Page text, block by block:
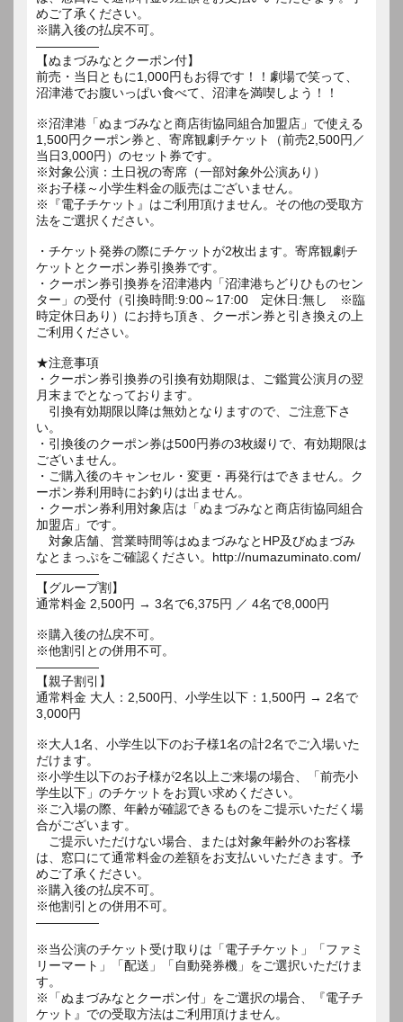
めご了承ください。
※購入後の払戻不可。
―――――
【ぬまづみなとクーポン付】
前売・当日ともに1,000円もお得です！！劇場で笑って、
沼津港でお腹いっぱい食べて、沼津を満喫しよう！！
※沼津港「ぬまづみなと商店街協同組合加盟店」で使える
1,500円クーポン券と、寄席観劇チケット（前売2,500円／
当日3,000円）のセット券です。
※対象公演：土日祝の寄席（一部対象外公演あり）
※お子様～小学生料金の販売はございません。
※『電子チケット』はご利用頂けません。その他の受取方
法をご選択ください。
・チケット発券の際にチケットが2枚出ます。寄席観劇チ
ケットとクーポン券引換券です。
・クーポン券引換券を沼津港内「沼津港ちどりひものセン
ター」の受付（引換時間:9:00～17:00 定休日:無し ※臨
時定休日あり）にお持ち頂き、クーポン券と引き換えの上
ご利用ください。
★注意事項
・クーポン券引換券の引換有効期限は、ご鑑賞公演月の翌
月末までとなっております。
引換有効期限以降は無効となりますので、ご注意下さ
い。
・引換後のクーポン券は500円券の3枚綴りで、有効期限は
ございません。
・ご購入後のキャンセル・変更・再発行はできません。ク
ーポン券利用時にお釣りは出ません。
・クーポン券利用対象店は「ぬまづみなと商店街協同組合
加盟店」です。
対象店舗、営業時間等はぬまづみなとHP及びぬまづみ
なとまっぷをご確認ください。http://numazuminato.com/
―――――
【グループ割】
通常料金 2,500円 → 3名で6,375円 ／ 4名で8,000円
※購入後の払戻不可。
※他割引との併用不可。
―――――
【親子割引】
通常料金 大人：2,500円、小学生以下：1,500円 → 2名で
3,000円
※大人1名、小学生以下のお子様1名の計2名でご入場いた
だけます。
※小学生以下のお子様が2名以上ご来場の場合、「前売小
学生以下」のチケットをお買い求めください。
※ご入場の際、年齢が確認できるものをご提示いただく場
合がございます。
ご提示いただけない場合、または対象年齢外のお客様
は、窓口にて通常料金の差額をお支払いいただきます。予
めご了承ください。
※購入後の払戻不可。
※他割引との併用不可。
―――――
※当公演のチケット受け取りは「電子チケット」「ファミ
リーマート」「配送」「自動発券機」をご選択いただけま
す。
※「ぬまづみなとクーポン付」をご選択の場合、『電子チ
ケット』での受取方法はご利用頂けません。